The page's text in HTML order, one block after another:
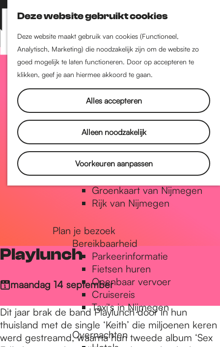
Deze website gebruikt cookies
Deze website maakt gebruik van cookies (Functioneel,
Analytisch, Marketing) die noodzakelijk zijn om de website zo
goed mogelijk te laten functioneren. Door op accepteren te
klikken, geef je aan hiermee akkoord te gaan.
Alles accepteren
Alleen noodzakelijk
Voorkeuren aanpassen
Z
o
e
k
e
K
a
a
r
t
M
e
n
Nijmegen-Nieuw-West
Nijmegen-Oud-West
Dukenburg
Lindenholt
Historie
De oudste stad van
Nederland
Historische tijdlijn
Romeinse Limes
Vrede van Nijmegen Penning
Natuur in Nijmegen
Groenkaart van Nijmegen
Rijk van Nijmegen
Plan je bezoek
Bereikbaarheid
Parkeerinformatie
Fietsen huren
Openbaar vervoer
Cruisereis
Taxi's in Nijmegen
Overnachten
Playlunch
maandag 14 september
Dit jaar brak de band Playlunch door in hun
thuisland met de single ‘Keith’ die miljoenen keren
werd gestreamd, waarna hun tweede album ‘Sex